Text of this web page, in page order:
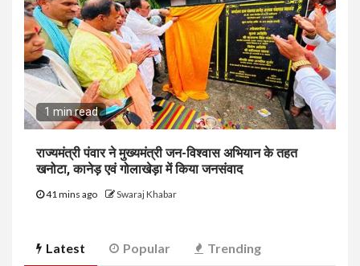
1 min read
राज्यमंत्री पंवार ने मुख्यमंत्री जन-विश्वास अभियान के तहत
खनोटा, कानेड़ एवं गोलाखेड़ा में किया जनसंवाद
41 mins ago Swaraj Khabar
Latest Popular Trending